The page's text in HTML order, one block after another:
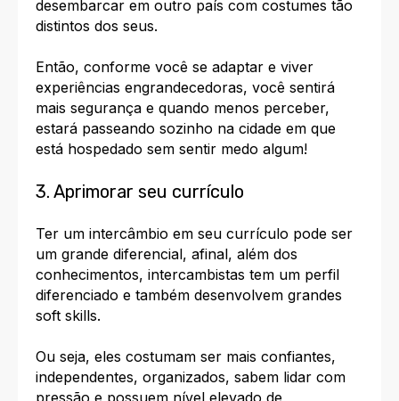
desembarcar em outro país com costumes tão
distintos dos seus.
Então, conforme você se adaptar e viver
experiências engrandecedoras, você sentirá
mais segurança e quando menos perceber,
estará passeando sozinho na cidade em que
está hospedado sem sentir medo algum!
3. Aprimorar seu currículo
Ter um intercâmbio em seu currículo pode ser
um grande diferencial, afinal, além dos
conhecimentos, intercambistas tem um perfil
diferenciado e também desenvolvem grandes
soft skills.
Ou seja, eles costumam ser mais confiantes,
independentes, organizados, sabem lidar com
pressão e possuem nível elevado de